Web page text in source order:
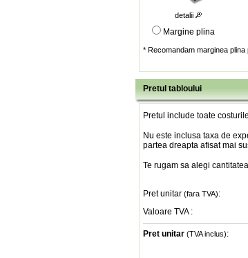
detalii
Margine plina
* Recomandam marginea plina
Pretul tabloului
Pretul include toate
Nu este inclusa taxa de
partea dreapta afisat mai
Te rugam sa alegi
Pret unitar (fara TVA):
Valoare TVA :
Pret unitar (TVA inclus):